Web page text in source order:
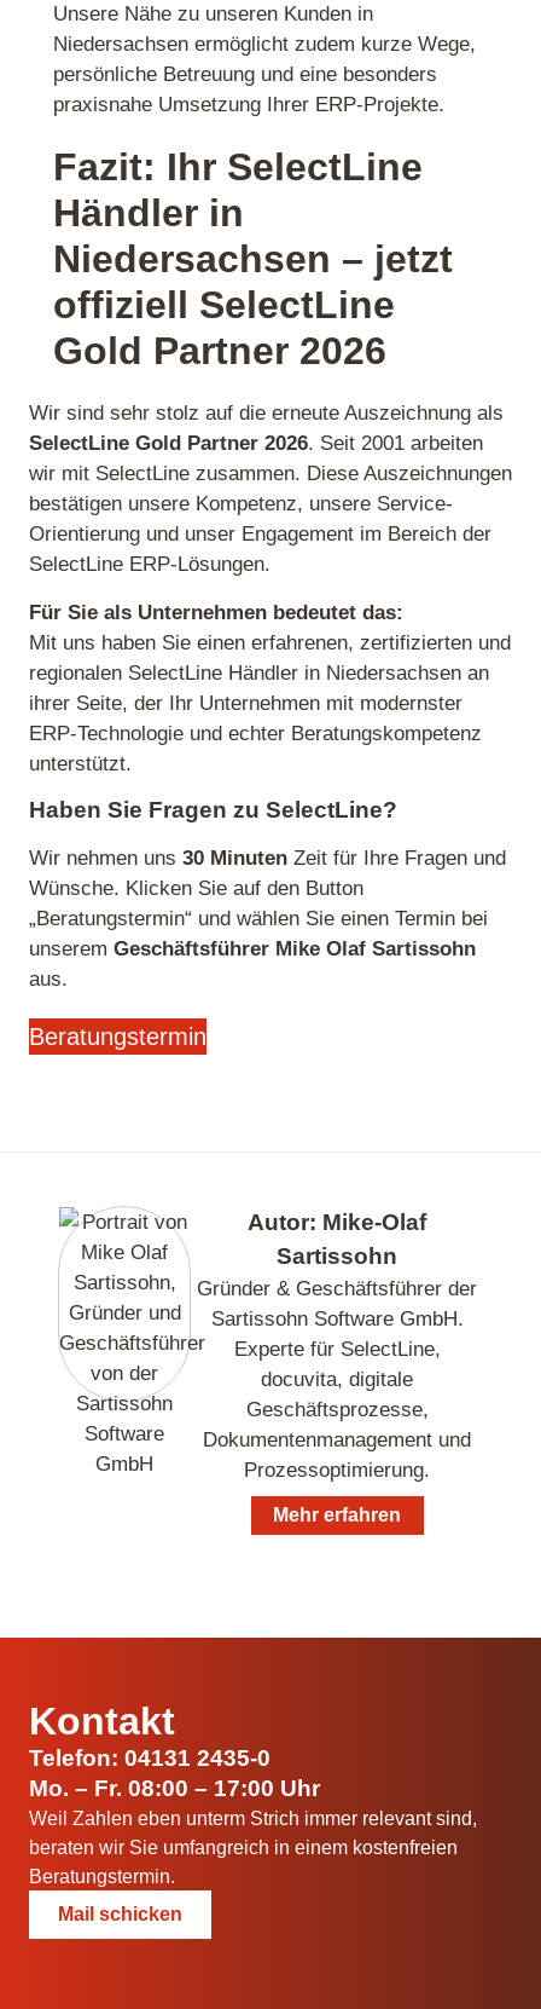
Unsere Nähe zu unseren Kunden in
Niedersachsen ermöglicht zudem kurze Wege,
persönliche Betreuung und eine besonders
praxisnahe Umsetzung Ihrer ERP‑Projekte.
Fazit: Ihr SelectLine
Händler in
Niedersachsen – jetzt
offiziell SelectLine
Gold Partner 2026
Wir sind sehr stolz auf die erneute Auszeichnung als
SelectLine Gold Partner 2026. Seit 2001 arbeiten
wir mit SelectLine zusammen. Diese Auszeichnungen
bestätigen unsere Kompetenz, unsere Service-
Orientierung und unser Engagement im Bereich der
SelectLine ERP‑Lösungen.
Für Sie als Unternehmen bedeutet das:
Mit uns haben Sie einen erfahrenen, zertifizierten und
regionalen SelectLine Händler in Niedersachsen an
ihrer Seite, der Ihr Unternehmen mit modernster
ERP‑Technologie und echter Beratungskompetenz
unterstützt.
Haben Sie Fragen zu SelectLine?
Wir nehmen uns 30 Minuten Zeit für Ihre Fragen und
Wünsche. Klicken Sie auf den Button
„Beratungstermin“ und wählen Sie einen Termin bei
unserem Geschäftsführer Mike Olaf Sartissohn
aus.
Beratungstermin
Autor: Mike-Olaf
Sartissohn
Gründer & Geschäftsführer der
Sartissohn Software GmbH.
Experte für SelectLine,
docuvita, digitale
Geschäftsprozesse,
Dokumentenmanagement und
Prozessoptimierung.
Mehr erfahren
Kontakt
Telefon: 04131 2435-0
Mo. – Fr. 08:00 – 17:00 Uhr
Weil Zahlen eben unterm Strich immer relevant sind,
beraten wir Sie umfangreich in einem kostenfreien
Beratungstermin.
Mail schicken